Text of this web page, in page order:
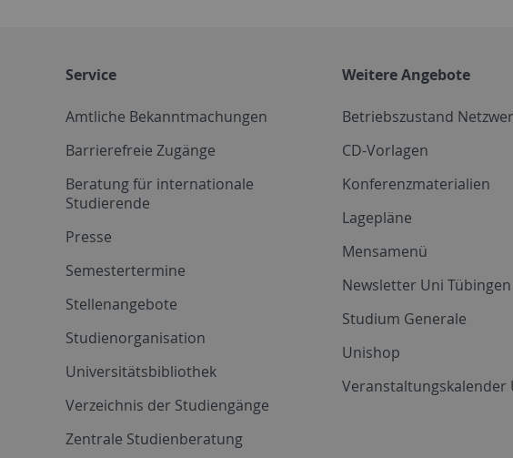
Service
Amtliche Bekanntmachungen
Barrierefreie Zugänge
Beratung für internationale
Studierende
Presse
Semestertermine
Stellenangebote
Studienorganisation
Universitätsbibliothek
Verzeichnis der Studiengänge
Zentrale Studienberatung
Weitere Angebote
Betriebszustand
CD-Vorlagen
Konferenzmaterialien
Lagepläne
Mensamenü
Newsletter Uni
Studium Generale
Unishop
Veranstaltungskalender